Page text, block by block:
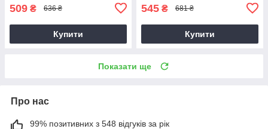
509 ₴ 636 ₴
Купити
545 ₴ 681 ₴
Купити
Показати ще
Про нас
99% позитивних з 548 відгуків за рік